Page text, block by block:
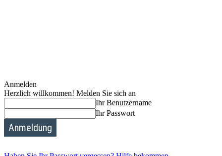
Anmelden
Herzlich willkommen! Melden Sie sich an
Ihr Benutzername
Ihr Passwort